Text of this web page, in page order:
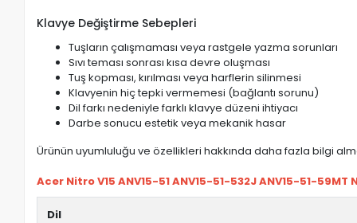
Klavye Değiştirme Sebepleri
Tuşların çalışmaması veya rastgele yazma sorunları
Sıvı teması sonrası kısa devre oluşması
Tuş kopması, kırılması veya harflerin silinmesi
Klavyenin hiç tepki vermemesi (bağlantı sorunu)
Dil farkı nedeniyle farklı klavye düzeni ihtiyacı
Darbe sonucu estetik veya mekanik hasar
Ürünün uyumluluğu ve özellikleri hakkında daha fazla bilgi
Acer Nitro V15 ANV15-51 ANV15-51-532J ANV15-51-
Dil